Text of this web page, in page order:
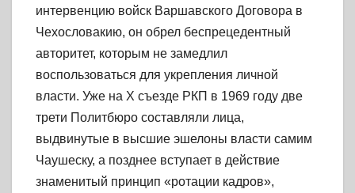
интервенцию войск Варшавского Договора в
Чехословакию, он обрел беспрецедентный
авторитет, которым не замедлил
воспользоваться для укрепления личной
власти. Уже на X съезде РКП в 1969 году две
трети Политбюро составляли лица,
выдвинутые в высшие эшелоны власти самим
Чаушеску, а позднее вступает в действие
знаменитый принцип «ротации кадров»,